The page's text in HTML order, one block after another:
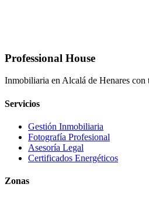
Professional House
Inmobiliaria en Alcalá de Henares con
Servicios
Gestión Inmobiliaria
Fotografía Profesional
Asesoría Legal
Certificados Energéticos
Zonas